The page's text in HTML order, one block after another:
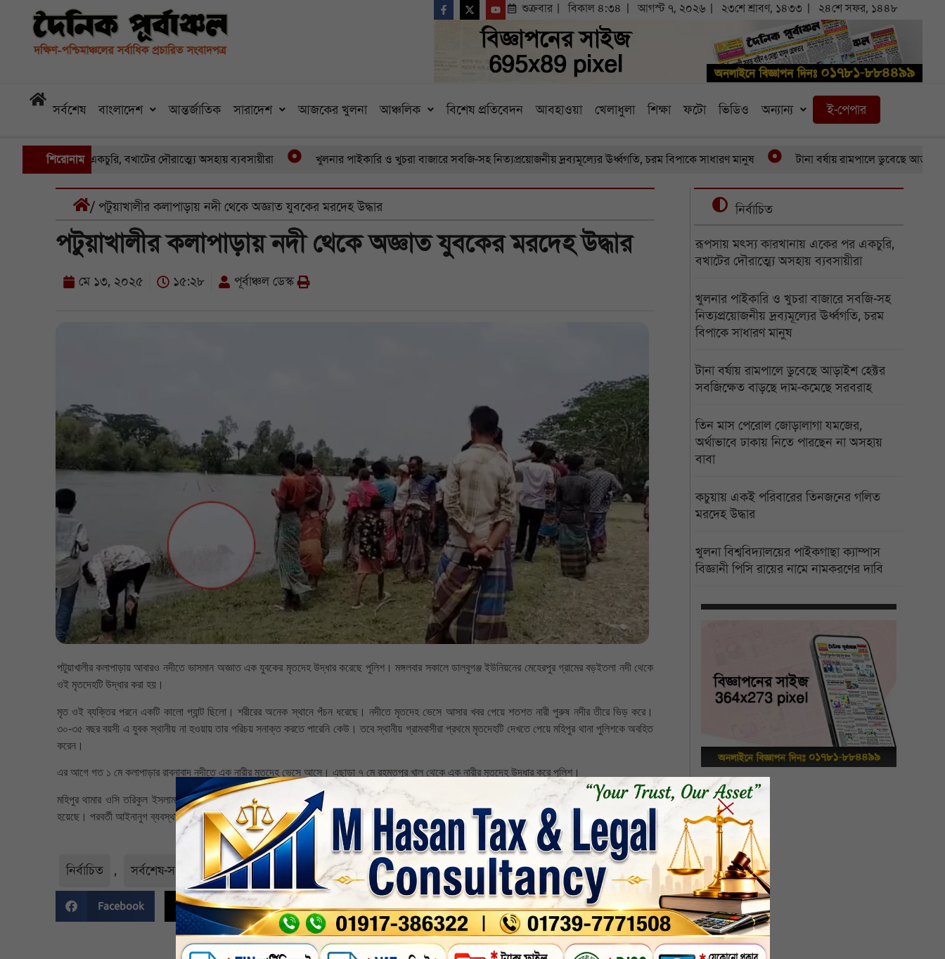
শুক্রবার বিকাল ৪:৩৪ আগস্ট ৭, ২০২৬ ২৩শে শ্রাবণ, ১৪৩৩ ২৪শে সফর, ১৪৪৮
সর্বশেষ বাংলাদেশ আন্তর্জাতিক সারাদেশ আজকের খুলনা আঞ্চলিক বিশেষ প্রতিবেদন আবহাওয়া খেলাধুলা শিক্ষা ফটো ভিডিও অন্যান্য ই-পেপার
শিরোনাম
একের পর একচুরি, বখাটের দৌরাত্ম্যে অসহায় ব্যবসায়ীরা খুলনার পাইকারি ও খুচরা বাজারে সবজি-সহ নিত্যপ্রয়োজনীয় দ্রব্যমূল্যের ঊর্ধ্বগতি, চরম বিপাকে সাধারণ মানুষ টানা বর্ষায় রামপালে ডুবেছে আড়াইশ
/ পটুয়াখালীর কলাপাড়ায় নদী থেকে অজ্ঞাত যুবকের মরদেহ উদ্ধার
পটুয়াখালীর কলাপাড়ায় নদী থেকে অজ্ঞাত যুবকের মরদেহ উদ্ধার
মে ১৩, ২০২৫ ১৫:২৮ পূর্বাঞ্চল ডেস্ক
পটুয়াখালীর কলাপাড়ায় আবারও নদীতে ভাসমান অজ্ঞাত এক যুবকের মৃতদেহ উদ্ধার করেছে পুলিশ। মঙ্গলবার সকালে ডালবুগঞ্জ ইউনিয়নের মেহেরপুর গ্রামের বড়ইতলা নদী থেকে
ওই মৃতদেহটি উদ্ধার করা হয়।
মৃত ওই ব্যক্তির পরনে একটি কালো প্যান্ট ছিলো। শরীরের অনেক স্থানে পঁচন ধরেছে। নদীতে মৃতদেহ ভেসে আসার খবর পেয়ে শতশত নারী পুরুষ নদীর তীরে ভিড় করে।
৩০-৩৫ বছর বয়সী এ যুবক স্থানীয় না হওয়ায় তার পরিচয় সনাক্ত করতে পারেনি কেউ। তবে স্থানীয় গ্রামবাসীরা প্রথমে মৃতদেহটি দেখতে পেয়ে মহিপুর থানা পুলিশকে অবহিত
করেন।
এর আগে গত ১ মে কলাপাড়ার রাবনাবাদ নদীতে এক নারীর মৃতদেহ ভেসে আসে। এছাড়া ৭ মে রহমতপুর খাল থেকে এক নারীর মৃতদেহ উদ্ধার করে পুলিশ।
মহিপুর থামার ওসি তরিকুল ইসলাম জানান, মৃতদেহ ভেসে আসার খবর পেয়ে পুলিশ ও নৌ-পুলিশের একটি টিম ঘটনাস্থলে পাঠানো হয়েছে। মৃতদেহ উদ্ধার করে থানায় আনা
হয়েছে। পরবর্তী আইনানুগ ব্যবস্থা গ্রহণ করা হচ্ছে।
নির্বাচিত , সর্বশেষ-সংবাদ
Facebook Twitter Linkedin Whatsapp Print
নির্বাচিত
রূপসায় মৎস্য কারখানায় একের পর একচুরি,
বখাটের দৌরাত্ম্যে অসহায় ব্যবসায়ীরা
খুলনার পাইকারি ও খুচরা বাজারে সবজি-সহ
নিত্যপ্রয়োজনীয় দ্রব্যমূল্যের ঊর্ধ্বগতি, চরম
বিপাকে সাধারণ মানুষ
টানা বর্ষায় রামপালে ডুবেছে আড়াইশ হেক্টর
সবজিক্ষেত বাড়ছে দাম-কমেছে সরবরাহ
তিন মাস পেরোল জোড়ালাগা যমজের,
অর্থাভাবে ঢাকায় নিতে পারছেন না অসহায়
বাবা
কচুয়ায় একই পরিবারের তিনজনের গলিত
মরদেহ উদ্ধার
খুলনা বিশ্ববিদ্যালয়ের পাইকগাছা ক্যাম্পাস
বিজ্ঞানী পিসি রায়ের নামে নামকরণের দাবি